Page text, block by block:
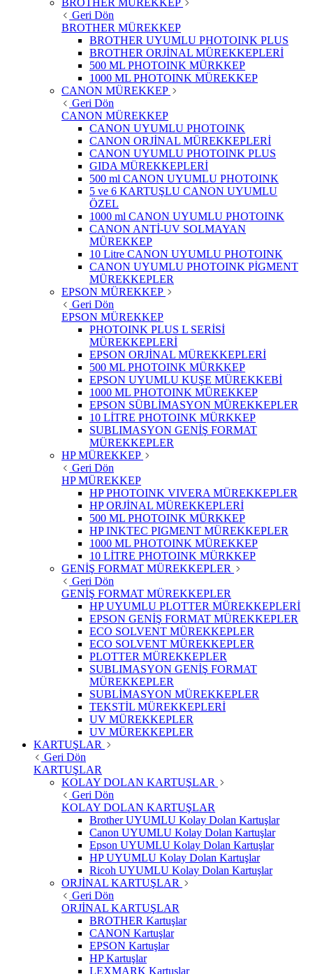
BROTHER MÜREKKEP
Geri Dön
BROTHER MÜREKKEP
BROTHER UYUMLU PHOTOINK PLUS
BROTHER ORJİNAL MÜREKKEPLERİ
500 ML PHOTOINK MÜRKKEP
1000 ML PHOTOINK MÜREKKEP
CANON MÜREKKEP
Geri Dön
CANON MÜREKKEP
CANON UYUMLU PHOTOINK
CANON ORJİNAL MÜREKKEPLERİ
CANON UYUMLU PHOTOINK PLUS
GIDA MÜREKKEPLERİ
500 ml CANON UYUMLU PHOTOINK
5 ve 6 KARTUŞLU CANON UYUMLU
ÖZEL
1000 ml CANON UYUMLU PHOTOINK
CANON ANTİ-UV SOLMAYAN
MÜREKKEP
10 Litre CANON UYUMLU PHOTOINK
CANON UYUMLU PHOTOINK PİGMENT
MÜREKKEPLER
EPSON MÜREKKEP
Geri Dön
EPSON MÜREKKEP
PHOTOINK PLUS L SERİSİ
MÜREKKEPLERİ
EPSON ORJİNAL MÜREKKEPLERİ
500 ML PHOTOINK MÜRKKEP
EPSON UYUMLU KUŞE MÜREKKEBİ
1000 ML PHOTOINK MÜREKKEP
EPSON SÜBLİMASYON MÜREKKEPLER
10 LİTRE PHOTOINK MÜRKKEP
SUBLIMASYON GENİŞ FORMAT
MÜREKKEPLER
HP MÜREKKEP
Geri Dön
HP MÜREKKEP
HP PHOTOINK VIVERA MÜREKKEPLER
HP ORJİNAL MÜREKKEPLERİ
500 ML PHOTOINK MÜRKKEP
HP INKTEC PIGMENT MÜREKKEPLER
1000 ML PHOTOINK MÜREKKEP
10 LİTRE PHOTOINK MÜRKKEP
GENİŞ FORMAT MÜREKKEPLER
Geri Dön
GENİŞ FORMAT MÜREKKEPLER
HP UYUMLU PLOTTER MÜREKKEPLERİ
EPSON GENİŞ FORMAT MÜREKKEPLER
ECO SOLVENT MÜREKKEPLER
ECO SOLVENT MÜREKKEPLER
PLOTTER MÜREKKEPLER
SUBLIMASYON GENİŞ FORMAT
MÜREKKEPLER
SUBLİMASYON MÜREKKEPLER
TEKSTİL MÜREKKEPLERİ
UV MÜREKKEPLER
UV MÜREKKEPLER
KARTUŞLAR
Geri Dön
KARTUŞLAR
KOLAY DOLAN KARTUŞLAR
Geri Dön
KOLAY DOLAN KARTUŞLAR
Brother UYUMLU Kolay Dolan Kartuşlar
Canon UYUMLU Kolay Dolan Kartuşlar
Epson UYUMLU Kolay Dolan Kartuşlar
HP UYUMLU Kolay Dolan Kartuşlar
Ricoh UYUMLU Kolay Dolan Kartuşlar
ORJİNAL KARTUŞLAR
Geri Dön
ORJİNAL KARTUŞLAR
BROTHER Kartuşlar
CANON Kartuşlar
EPSON Kartuşlar
HP Kartuşlar
LEXMARK Kartuşlar